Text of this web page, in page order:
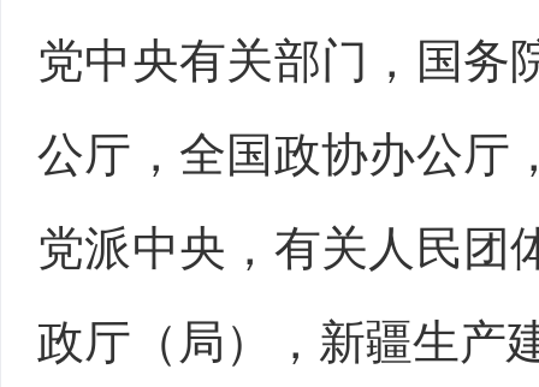
党中央有关部门，国务
公厅，全国政协办公厅
党派中央，有关人民团
政厅（局），新疆生产